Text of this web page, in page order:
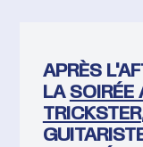
APRÈS
LA SOIRÉE
TRICKSTER